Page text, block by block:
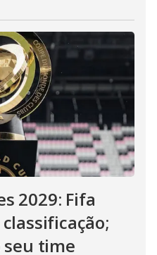
2029: Fifa
seu time